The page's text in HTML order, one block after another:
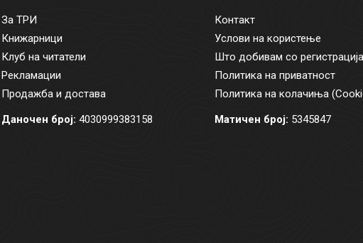
За ТРИ
Книжарници
Клуб на читатели
Рекламации
Продажба и достава
Даночен број: 4030999383158
Контакт
Услови на користење
Што добивам со регистрација
Политика на приватност
Политика на колачиња
Матичен број: 5345847